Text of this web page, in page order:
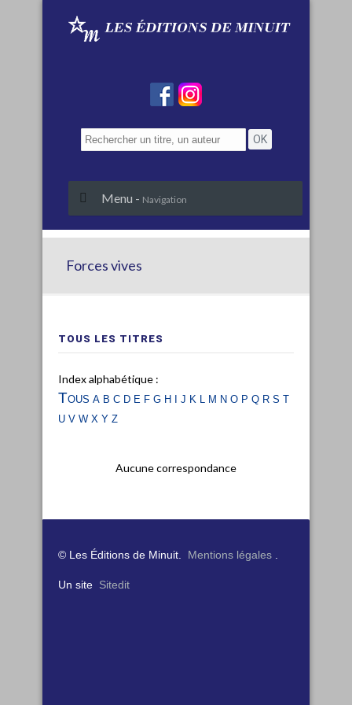
Menu - Navigation
Forces vives
TOUS LES TITRES
Index alphabétique :
Tous a b c d e fg h i j k l m no p q rs t
uvwx yz
Aucune correspondance
© Les Éditions de Minuit. Mentions légales
Un site Sitedit